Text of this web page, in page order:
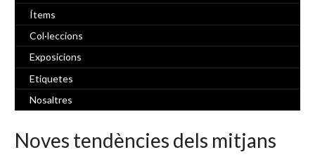
Ítems
Col·leccions
Exposicions
Etiquetes
Nosaltres
Noves tendències dels mitjans